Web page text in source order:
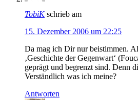
TobiK schrieb am
15. Dezember 2006 um 22:25
Da mag ich Dir nur beistimmen.
‚Geschichte der Gegenwart‘
geprägt und begrenzt sind. Denn
Verständlich was ich meine?
Antworten